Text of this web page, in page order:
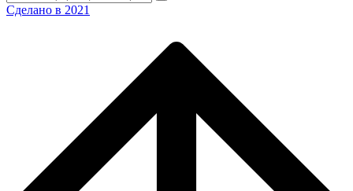
Сделано в 2021